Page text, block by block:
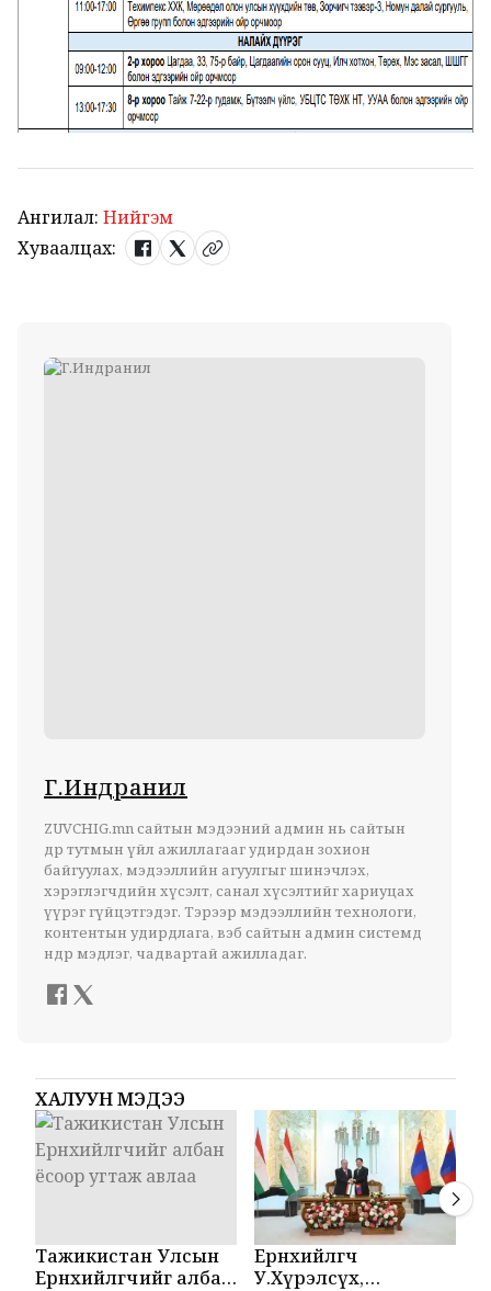
Ангилал: Нийгэм
Хуваалцах:
Г.Индранил
ZUVCHIG.mn сайтын мэдээний админ нь сайтын
өдөр тутмын үйл ажиллагааг удирдан зохион
байгуулах, мэдээллийн агуулгыг шинэчлэх,
хэрэглэгчдийн хүсэлт, санал хүсэлтийг хариуцах
үүрэг гүйцэтгэдэг. Тэрээр мэдээллийн технологи,
контентын удирдлага, вэб сайтын админ системд
өндөр мэдлэг, чадвартай ажилладаг.
ХАЛУУН МЭДЭЭ
Тажикистан Улсын
Ерөнхийлөгчийг албан
Ерөнхийлөгч
У.Хүрэлсүх,